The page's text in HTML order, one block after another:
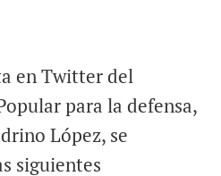
en Twitter del
para la defensa,
López, se
siguientes